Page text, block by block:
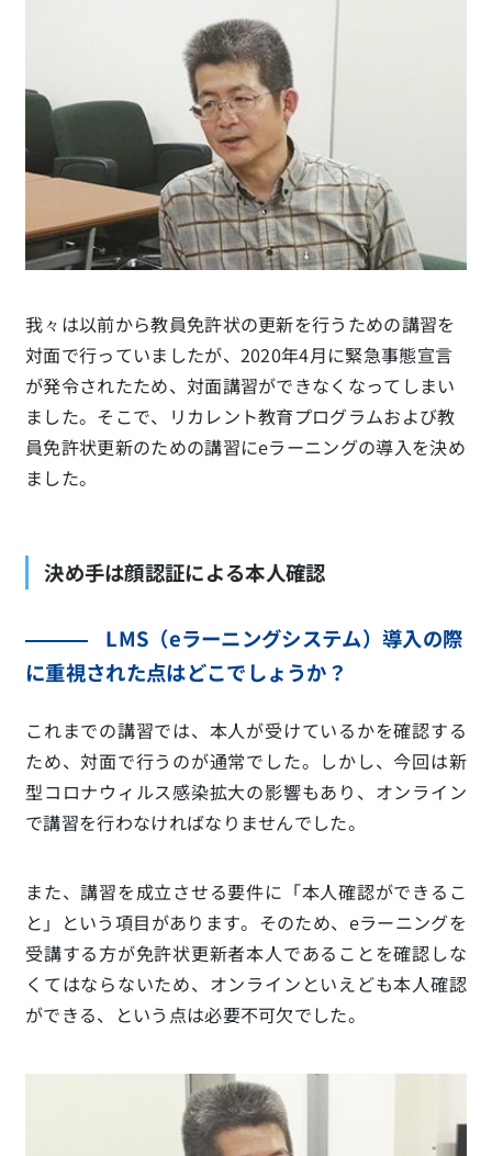
我々は以前から教員免許状の更新を行うための講習を
対面で行っていましたが、2020年4月に緊急事態宣言
が発令されたため、対面講習ができなくなってしまい
ました。そこで、リカレント教育プログラムおよび教
員免許状更新のための講習にeラーニングの導入を決め
ました。
決め手は顔認証による本人確認
LMS（eラーニングシステム）導入の際
に重視された点はどこでしょうか？
これまでの講習では、本人が受けているかを確認する
ため、対面で行うのが通常でした。しかし、今回は新
型コロナウィルス感染拡大の影響もあり、オンライン
で講習を行わなければなりませんでした。
また、講習を成立させる要件に「本人確認ができるこ
と」という項目があります。そのため、eラーニングを
受講する方が免許状更新者本人であることを確認しな
くてはならないため、オンラインといえども本人確認
ができる、という点は必要不可欠でした。